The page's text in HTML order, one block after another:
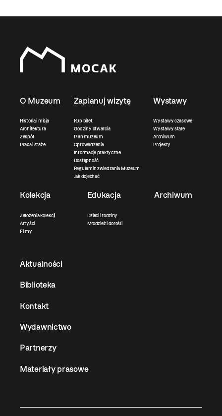
O Muzeum
Historia i misja
Architektura
Zespół
Praca i staże
Zaplanuj wizytę
Kup bilet
Godziny otwarcia
Plan muzeum
Oprowadzenia
Informacje praktyczne
Dostępność
Regulamin zwiedzania Muzeum
Jak dojechać
Wystawy
Wystawy czasowe
Wystawy stałe
Archiwum
Projekty
Kolekcja
Założenia kolekcji
Artyści
Filmy
Edukacja
Dzieci i rodziny
Młodzież i dorośli
Archiwum
Aktualności
Biblioteka
Kontakt
Wydawnictwo
Partnerzy
Materiały prasowe